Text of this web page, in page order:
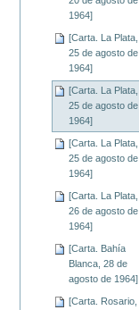
1964]
[Carta. La Plata,
25 de agosto de
1964]
[Carta. La Plata,
25 de agosto de
1964]
[Carta. La Plata,
25 de agosto de
1964]
[Carta. La Plata,
26 de agosto de
1964]
[Carta. Bahía
Blanca, 28 de
agosto de 1964]
[Carta. Rosario,